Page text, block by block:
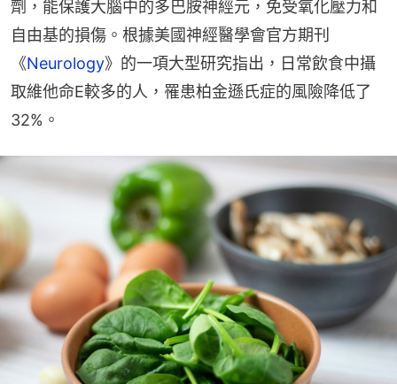
劑，能保護大腦中的多巴胺神經元，免受氧化壓力和
自由基的損傷。根據美國神經醫學會官方期刊
《Neurology》的一項大型研究指出，日常飲食中攝
取維他命E較多的人，罹患柏金遜氏症的風險降低了
32%。